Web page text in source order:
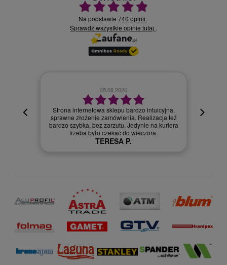
Ocena średnia 4.9 na 5
Na podstawie 740 opinii .
Sprawdź wszystkie opinie tutaj .
02.08.2026
Szybka dostawa.
Szymon R.